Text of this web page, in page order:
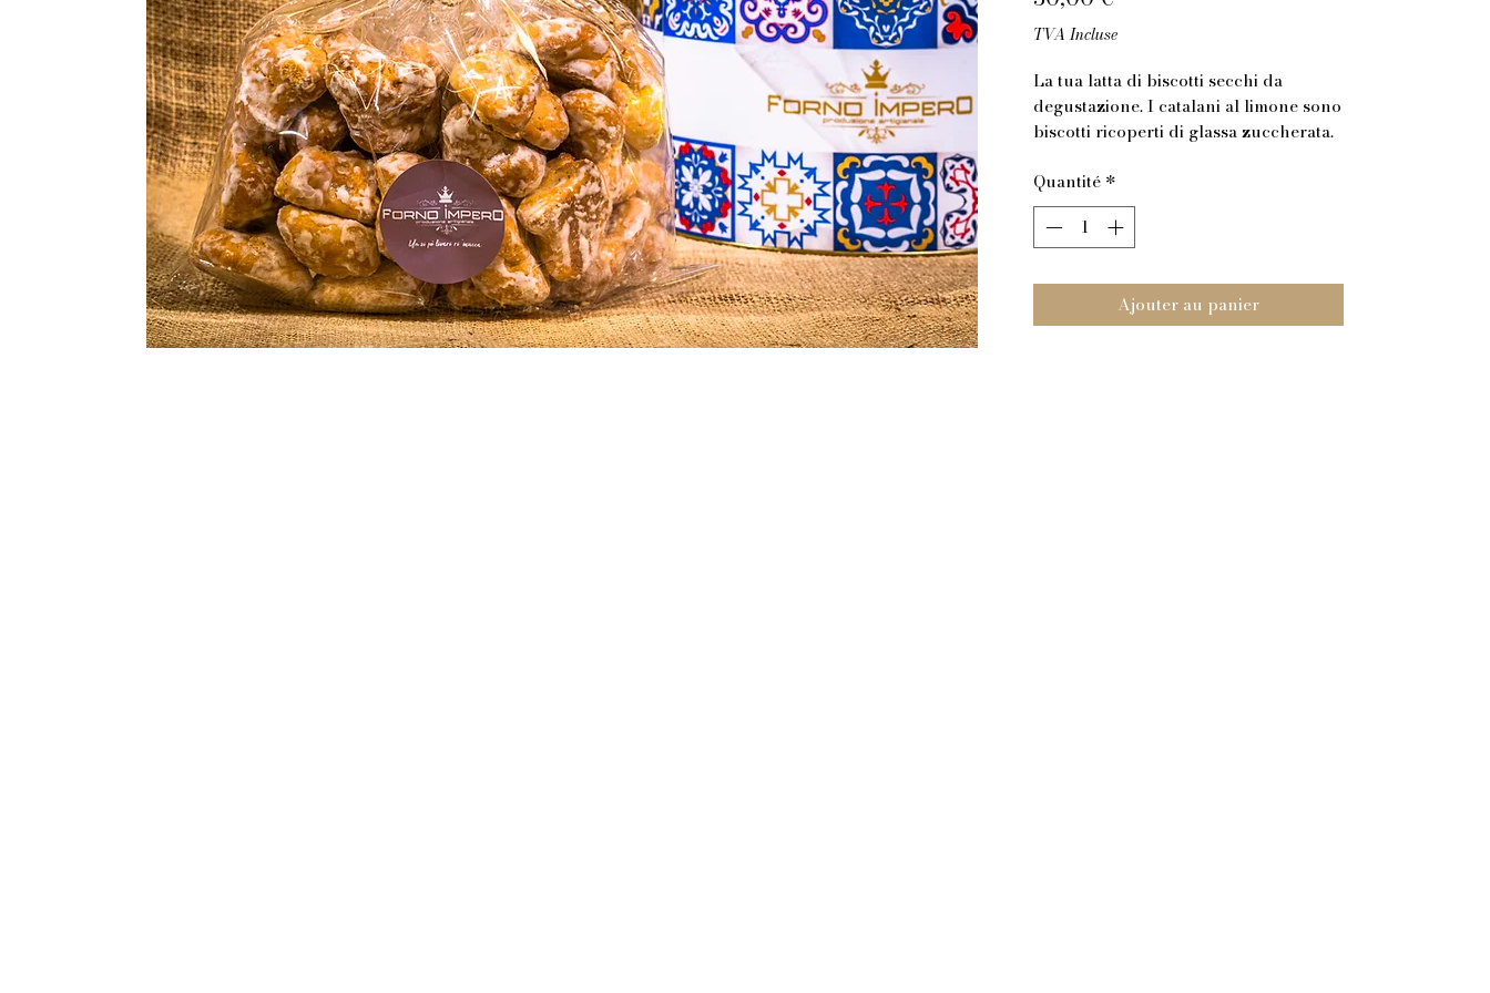
TVA Incluse
La tua latta di biscotti secchi da
degustazione. I catalani al limone sono
biscotti ricoperti di glassa zuccherata.
sapore dei limoni di Sicilia. La sua latta
riciclabile al 100% sarà il suo
contenitore per conservarli al meglio.
accompagnare con vino o liquori.
Dimensione latta 250x 165 Peso netto
dei biscotti 1 kg
Quantité *
Ajouter au panier